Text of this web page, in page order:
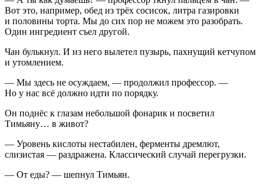
Вот это, например, обед из трёх сосисок, литра газировки
и половины торта. Мы до сих пор не можем это разобрать.
Один ингредиент съел другой.
Чан булькнул. И из него вылетел пузырь, пахнущий кетчупом
и утомлением.
— Мы здесь не осуждаем, — продолжил профессор. —
Но у нас всё должно идти по порядку.
Он поднёс к глазам небольшой фонарик и посветил
Тимьяну… в живот?
— Уровень кислоты нестабилен, ферменты дремлют,
слизистая — раздражена. Классический случай перегрузки.
— От еды? — шепнул Тимьян.